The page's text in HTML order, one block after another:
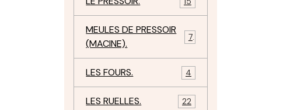
MEULES DE PRESSOIR
(MACINE).
7
LES FOURS. 4
LES RUELLES. 22